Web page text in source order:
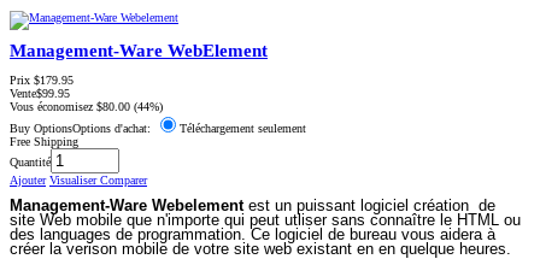
Management-Ware WebElement
Prix $179.95
Vente$99.95
Vous économisez $80.00 (44%)
Buy OptionsOptions d'achat:
Téléchargement seulement
Free Shipping
Quantité
Ajouter VisualiserComparer
Management-Ware Webelement est un puissant logiciel création de
site Web mobile que n'importe qui peut utliser sans connaître le HTML ou
des languages de programmation. Ce logiciel de bureau vous aidera à
créer la verison mobile de votre site web existant en en quelque heures.